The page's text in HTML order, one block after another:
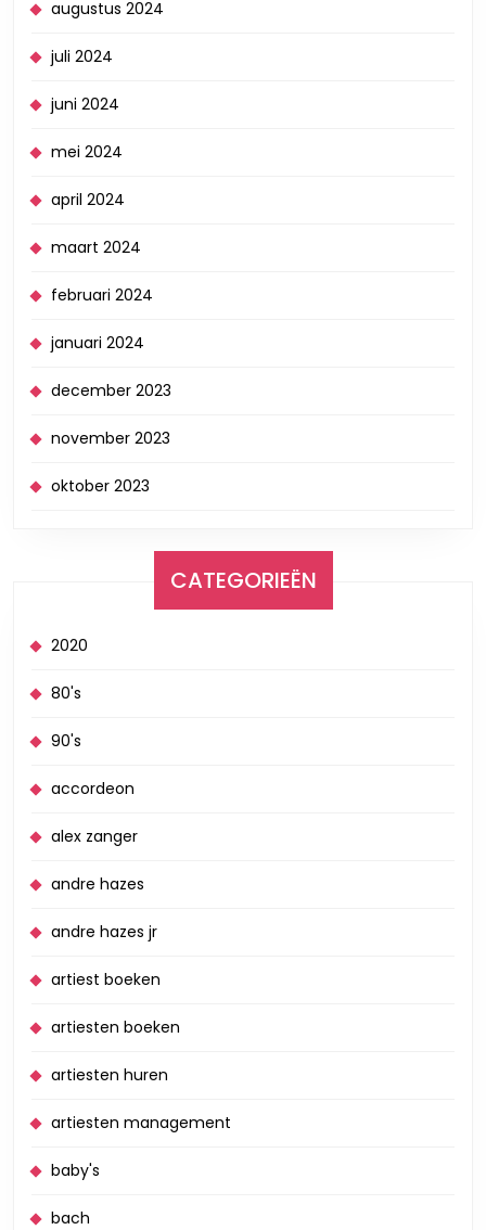
augustus 2024
juli 2024
juni 2024
mei 2024
april 2024
maart 2024
februari 2024
januari 2024
december 2023
november 2023
oktober 2023
CATEGORIEËN
2020
80's
90's
accordeon
alex zanger
andre hazes
andre hazes jr
artiest boeken
artiesten boeken
artiesten huren
artiesten management
baby's
bach